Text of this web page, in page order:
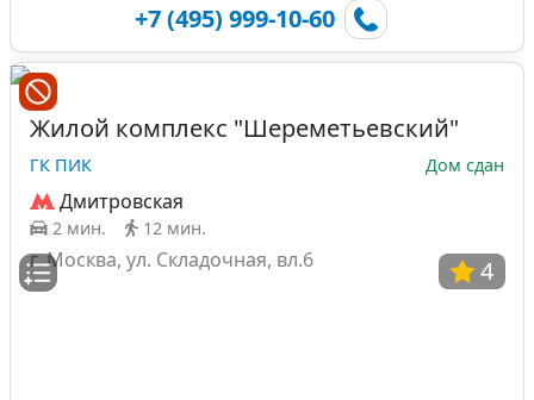
+7 (495) 999-10-60
4
Жилой комплекс "Шереметьевский"
ГК ПИК Дом сдан
Дмитровская
2 мин. 12 мин.
г. Москва, ул. Складочная, вл.6